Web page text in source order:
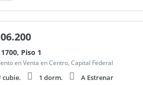
Piso 1
en Venta en Centro, Capital Federal
cubie. 1 dorm. A Estrenar